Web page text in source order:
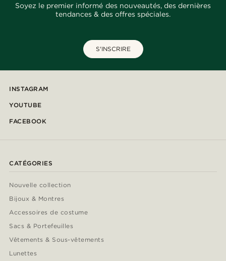
Soyez le premier informé des nouveautés, des dernières
tendances & des offres spéciales.
S'INSCRIRE
INSTAGRAM
YOUTUBE
FACEBOOK
CATÉGORIES
Nouvelle collection
Bijoux & Montres
Accessoires de costume
Sacs & Portefeuilles
Vêtements & Sous-vêtements
Lunettes